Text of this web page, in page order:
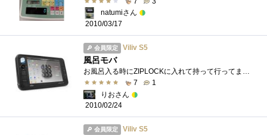
natumiさん
2010/03/17
会員限定 Viliv S5
風呂モバ
7
1
りおさん
2010/02/24
会員限定 Viliv S5